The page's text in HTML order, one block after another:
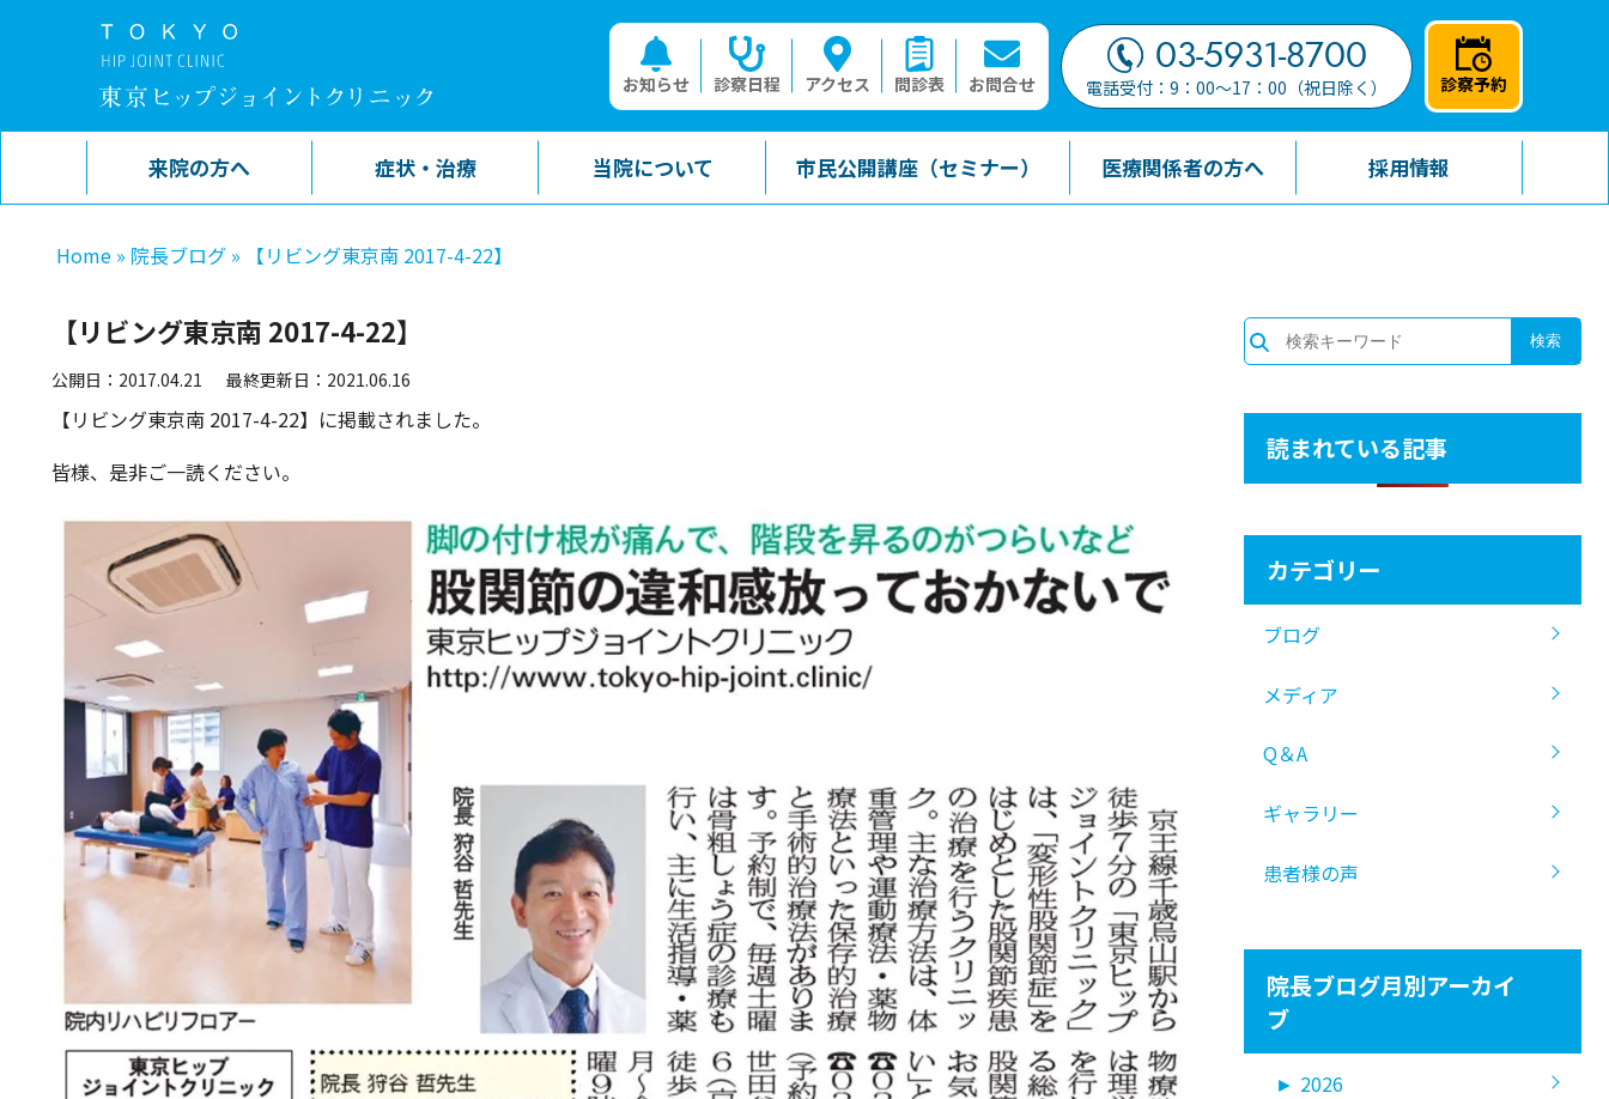
03-5931-8700
電話受付：9：00～17：00（祝日除く） 診察予約
お知らせ 診察日程 アクセス 問診表 お問合せ
来院の方へ 症状・治療 当院について 市民公開講座（セミナー） 医療関係者の方へ 採用情報
Home » 院長ブログ » 【リビング東京南 2017-4-22】
【リビング東京南 2017-4-22】
公開日：2017.04.21 最終更新日：2021.06.16
【リビング東京南 2017-4-22】に掲載されました。
皆様、是非ご一読ください。
読まれている記事
カテゴリー
ブログ
メディア
Q＆A
ギャラリー
患者様の声
院長ブログ月別アーカイ
ブ
► 2026